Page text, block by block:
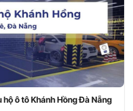
ô tô Khánh Hồng Đà Nẵng